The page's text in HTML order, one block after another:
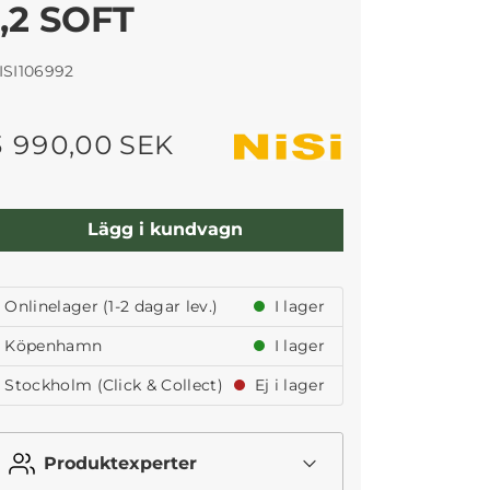
SOFT
990,00 SEK
Lägg i kundvagn
Onlinelager (1-2 dagar lev.)
I lager
Köpenhamn
I lager
Stockholm (Click & Collect)
Ej i lager
Produktexperter